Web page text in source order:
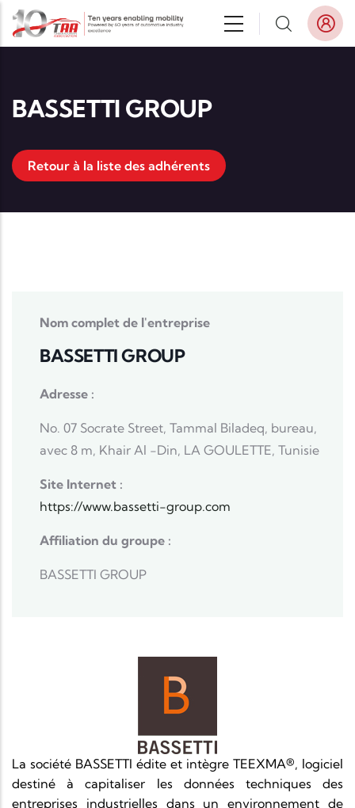
Aller au contenu principal
BASSETTI GROUP
Retour à la liste des adhérents
Nom complet de l'entreprise
BASSETTI GROUP
Adresse :
No. 07 Socrate Street, Tammal Biladeq, bureau,
avec 8 m, Khair Al -Din, LA GOULETTE, Tunisie
Site Internet :
https://www.bassetti-group.com
Affiliation du groupe :
BASSETTI GROUP
La société BASSETTI édite et intègre TEEXMA®, logiciel
destiné à capitaliser les données techniques des
entreprises industrielles dans un environnement de